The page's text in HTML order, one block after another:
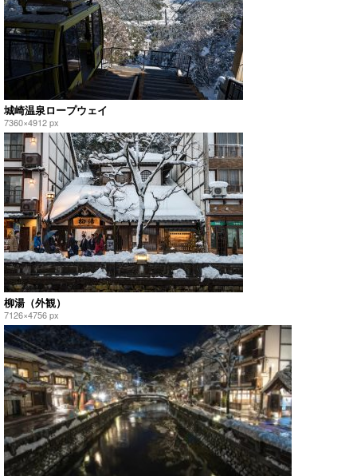
城崎温泉ロープウェイ
7360×4912 px
柳湯（外観）
7126×4756 px